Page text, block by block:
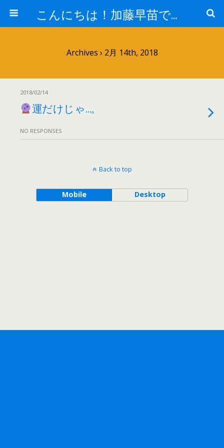
こんにちは！加藤早苗です。
Archives › 2月 14th, 2018
2018/02/14
運だけじゃ…。
NO RESPONSES
Back to top
Mobile Desktop